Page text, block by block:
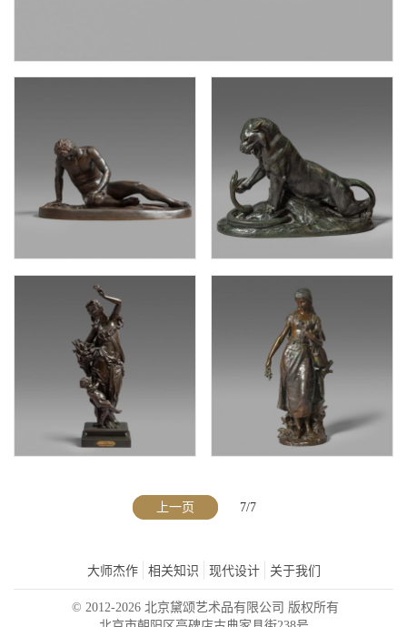
垂死的高卢人
费迪南德·巴伯迪耶纳
虎与蛇
罗伯特·布斯凯
夏
阿尔伯特-欧内斯特·卡里尔-贝勒斯
采花少女
伊波利特-弗朗索瓦·莫罗
上一页 7/7
大师杰作 相关知识 现代设计 关于我们
© 2012-2026 北京黛颂艺术品有限公司 版权所有